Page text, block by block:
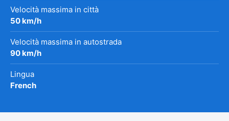
Velocità massima in città
50 km/h
Velocità massima in autostrada
90 km/h
Lingua
French